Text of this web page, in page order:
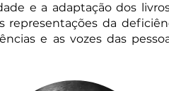
e a adaptação dos
representações da
e as vozes das